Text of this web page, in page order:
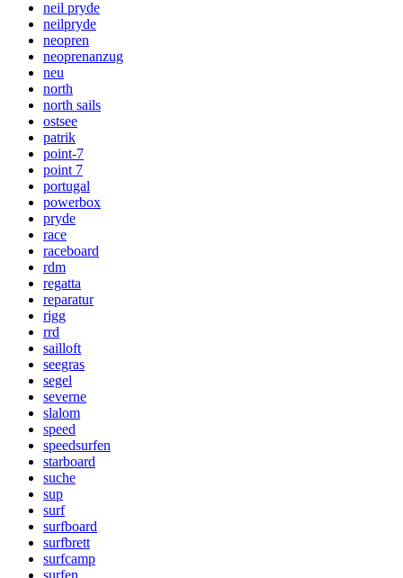
neil pryde
neilpryde
neopren
neoprenanzug
neu
north
north sails
ostsee
patrik
point-7
point 7
portugal
powerbox
pryde
race
raceboard
rdm
regatta
reparatur
rigg
rrd
sailloft
seegras
segel
severne
slalom
speed
speedsurfen
starboard
suche
sup
surf
surfboard
surfbrett
surfcamp